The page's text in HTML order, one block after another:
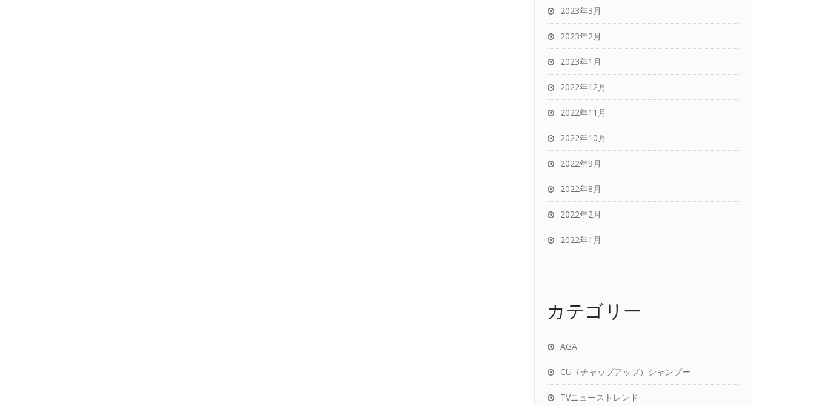
2023年3月
2023年2月
2023年1月
2022年12月
2022年11月
2022年10月
2022年9月
2022年8月
2022年2月
2022年1月
カテゴリー
AGA
CU（チャップアップ）シャンプー
TVニューストレンド